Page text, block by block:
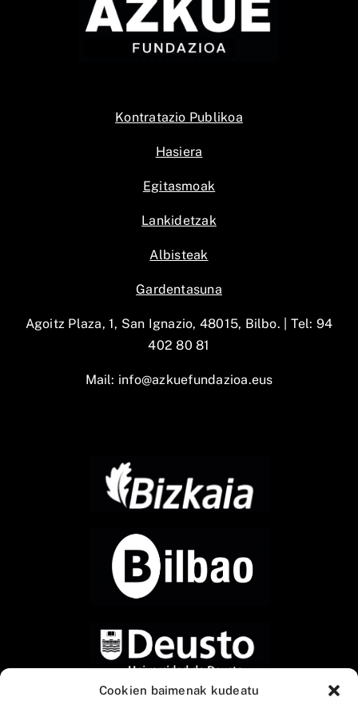
Cookien baimenak kudeatu
Kontratazio Publikoa
Hasiera
Egitasmoak
Lankidetzak
Albisteak
Gardentasuna
Agoitz Plaza, 1, San Ignazio, 48015, Bilbo. | Tel: 94
402 80 81
Mail: info@azkuefundazioa.eus